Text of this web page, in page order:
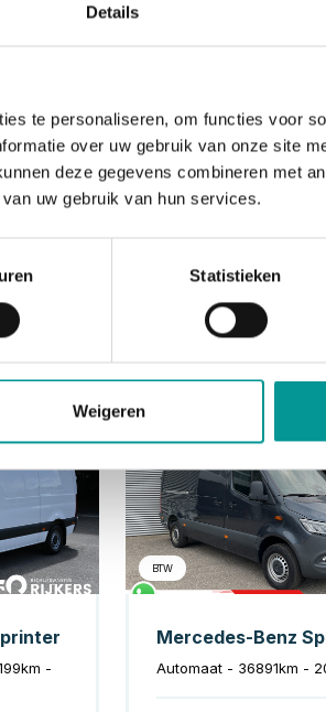
Details
te personaliseren, om functies voor
over uw gebruik van onze site
deze gegevens combineren met
uw gebruik van hun services.
Statistieken
Weigeren
BTW
-
BTW
Automaat - 36891km -